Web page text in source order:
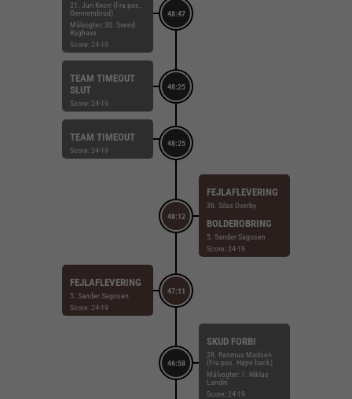
48:47
21. Juri Knorr (Fra pos.
Gennembrud)
Målvogter: 30. Svend
Rughave
Score: 24-19
48:25
TEAM TIMEOUT
SLUT
Score: 24-19
48:25
TEAM TIMEOUT
Score: 24-19
48:12
FEJLAFLEVERING
36. Silas Overby
BOLDEROBRING
5. Sander Sagosen
Score: 24-19
47:11
FEJLAFLEVERING
5. Sander Sagosen
Score: 24-19
46:58
SKUD FORBI
28. Rasmus Madsen
(Fra pos. Højre back)
Målvogter: 1. Niklas
Landin
Score: 24-19